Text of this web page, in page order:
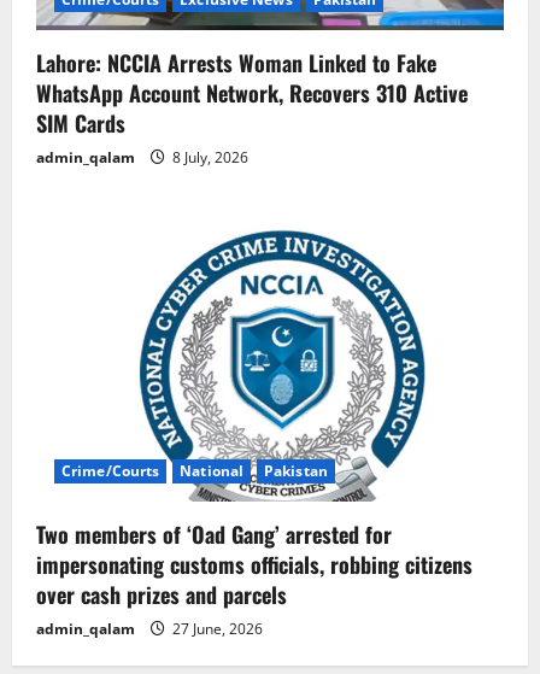
Lahore: NCCIA Arrests Woman Linked to Fake
WhatsApp Account Network, Recovers 310 Active
SIM Cards
admin_qalam 8 July, 2026
Crime/Courts National Pakistan
Two members of ‘Oad Gang’ arrested for
impersonating customs officials, robbing citizens
over cash prizes and parcels
admin_qalam 27 June, 2026